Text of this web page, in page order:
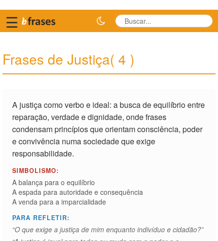
☰
Frases de Justiça( 4 )
A justiça como verbo e ideal: a busca de equilíbrio entre
reparação, verdade e dignidade, onde frases
condensam princípios que orientam consciência, poder
e convivência numa sociedade que exige
responsabilidade.
SIMBOLISMO:
A balança para o equilíbrio
A espada para autoridade e consequência
A venda para a imparcialidade
PARA REFLETIR:
“O que exige a justiça de mim enquanto indivíduo e cidadão?”